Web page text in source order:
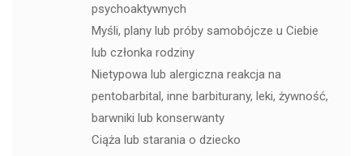
psychoaktywnych
Myśli, plany lub próby samobójcze u Ciebie
lub członka rodziny
Nietypowa lub alergiczna reakcja na
pentobarbital, inne barbiturany, leki, żywność,
barwniki lub konserwanty
Ciąża lub starania o dziecko